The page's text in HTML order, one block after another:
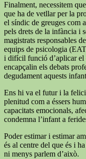
Finalment, necessitem
que ha de vetllar per la
el síndic de greuges com
pels drets de la infància i
magistrats responsables
equips de psicologia
i difícil funció d’aplicar el
encapçalin els debats
degudament aquests
Ens hi va el futur i la
plenitud com a éssers
capacitats emocionals,
condemna l’infant a
Poder estimar i estimar
és al centre del que és i
ni menys parlem d’això.